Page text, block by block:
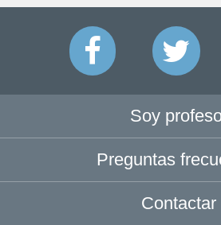
Soy
Preguntas
Contactar